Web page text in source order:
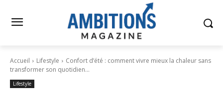
Accueil Lifestyle
Confort d’été : comment vivre mieux la chaleur sans
transformer son quotidien...
Lifestyle